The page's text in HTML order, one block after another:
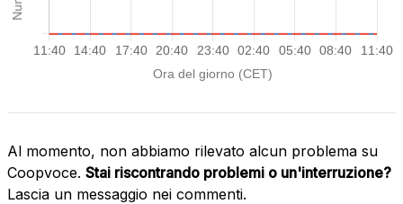
Al momento, non abbiamo rilevato alcun problema su
Coopvoce. Stai riscontrando problemi o un'interruzione?
Lascia un messaggio nei commenti.